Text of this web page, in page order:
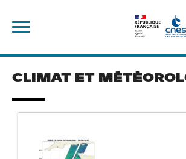
content
CLIMAT ET